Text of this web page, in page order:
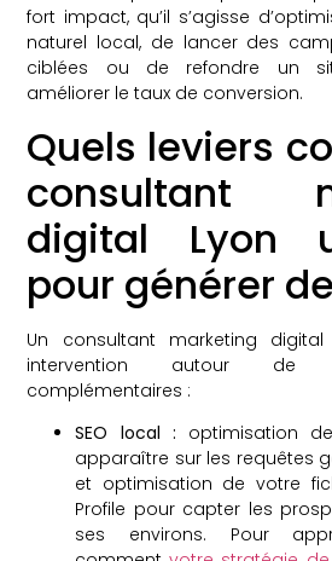
fort impact, qu’il s’agisse
naturel local, de lancer des
ciblées ou de refondre un
améliorer le taux de conversion.
Quels leviers
consultant
digital Lyon
pour générer
Un consultant marketing
intervention autour de
complémentaires :
SEO local : optimisation
apparaître sur les requêtes
et optimisation de votre
Profile pour capter les
ses environs. Pour